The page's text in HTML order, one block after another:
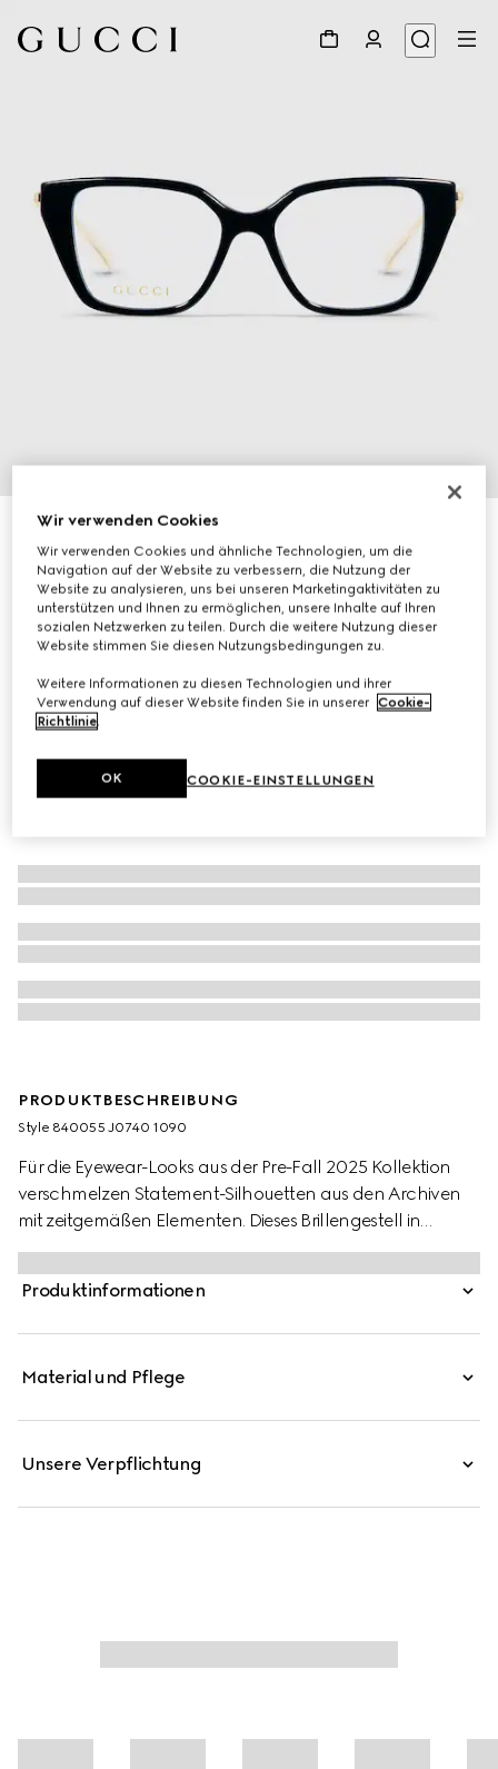
Brillengestell in Katzenaugenform
CHF 515
Variantenschwarz
PRODUKTBESCHREIBUNG
Style ‎840055 J0740 1090
Für die Eyewear-Looks aus der Pre-Fall 2025 Kollektion
verschmelzen Statement-Silhouetten aus den Archiven
mit zeitgemäßen Elementen. Dieses Brillengestell in
Katzenaugenform besteht aus schwarzem Azetat und
hellgoldfarbenem Metall, das von Perlen und einem
GG Cut-out-Detail geziert wird.
Produktinformationen
Material und Pflege
Unsere Verpflichtung
Wir verwenden Cookies
Wir verwenden Cookies und ähnliche Technologien, um die
Navigation auf der Website zu verbessern, die Nutzung der
Website zu analysieren, uns bei unseren Marketingaktivitäten zu
unterstützen und Ihnen zu ermöglichen, unsere Inhalte auf Ihren
sozialen Netzwerken zu teilen. Durch die weitere Nutzung dieser
Website stimmen Sie diesen Nutzungsbedingungen zu.
Weitere Informationen zu diesen Technologien und ihrer
Verwendung auf dieser Website finden Sie in unserer Cookie-
Richtlinie.
COOKIE-EINSTELLUNGEN
OK